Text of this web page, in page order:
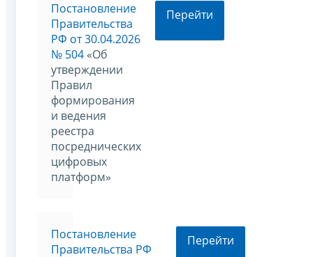
Постановление
Правительства
РФ от 30.04.2026
№ 504 «Об
утверждении
Правил
формирования
и ведения
реестра
посреднических
цифровых
платформ»
Перейти
Постановление
Правительства РФ
Перейти